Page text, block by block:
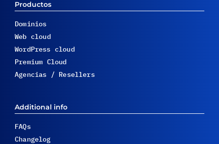
Productos
Dominios
Web cloud
WordPress cloud
Premium Cloud
Agencias / Resellers
Additional info
FAQs
Changelog